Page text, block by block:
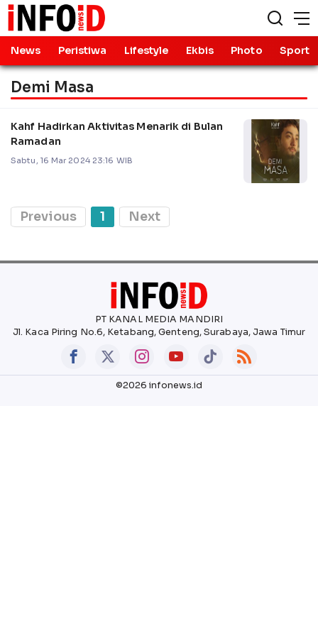
News Peristiwa Lifestyle Ekbis Photo Sport
Demi Masa
Kahf Hadirkan Aktivitas Menarik di Bulan
Ramadan
Sabtu, 16 Mar 2024 23:16 WIB
Previous 1 Next
PT KANAL MEDIA MANDIRI
Jl. Kaca Piring No.6, Ketabang, Genteng, Surabaya, Jawa Timur
©2026 infonews.id